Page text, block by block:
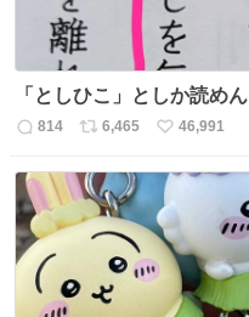
「としひこ」としか読めん
返
数
814
リ
ス
ト
数
6,465
い
ね
数
46,991